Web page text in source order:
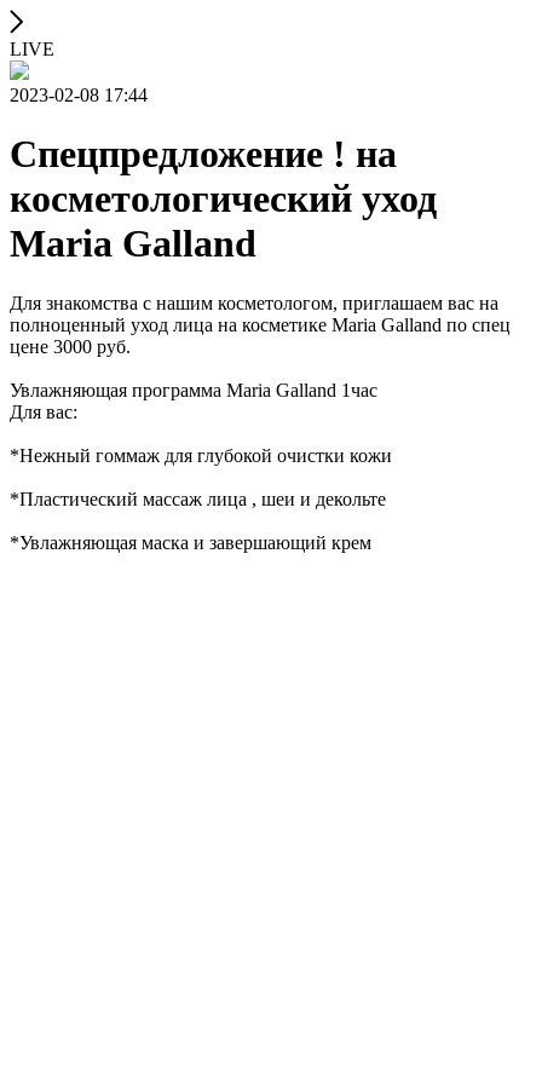
LIVE
2023-02-08 17:44
Спецпредложение ! на
косметологический уход
Maria Galland
Для знакомства с нашим косметологом, приглашаем вас на
полноценный уход лица на косметике Maria Galland по спец
цене 3000 руб.
Увлажняющая программа Maria Galland 1час
Для вас:
*Нежный гоммаж для глубокой очистки кожи
*Пластический массаж лица , шеи и декольте
*Увлажняющая маска и завершающий крем